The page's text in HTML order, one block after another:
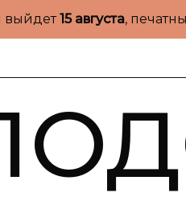
выйдет15 августа,